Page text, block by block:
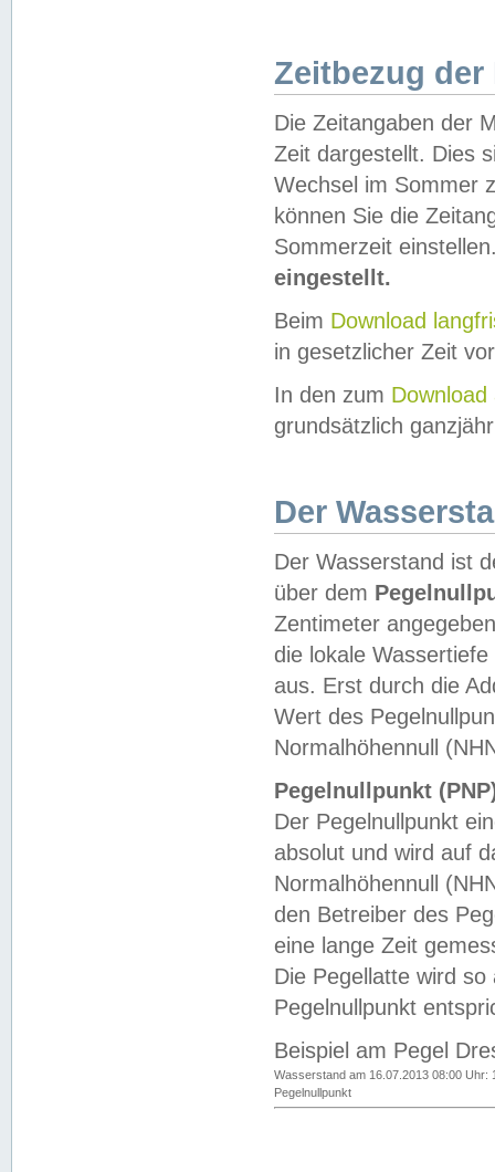
Zeitbezug der
Die Zeitangaben der
Zeit dargestellt. Dies
Wechsel im Sommer
können Sie die
Sommerzeit
eingestellt.
Beim Download
in gesetzlicher Zeit
In den zum Download
grundsätzlich
Der
Der Wasserstand ist
über dem
Zentimeter
die lokale
aus. Erst durch die
Wert des
Normalhöhennull
Pegelnullpunkt
Der Pegelnullpunkt
absolut und wird auf
Normalhöhennull
den Betreiber des
eine lange Zeit
Die Pegellatte wird
Pegelnullpunkt
Beispiel am Pegel
Wasserstand am 16.07.2013 08:00 Uhr:
Pegelnullpunkt